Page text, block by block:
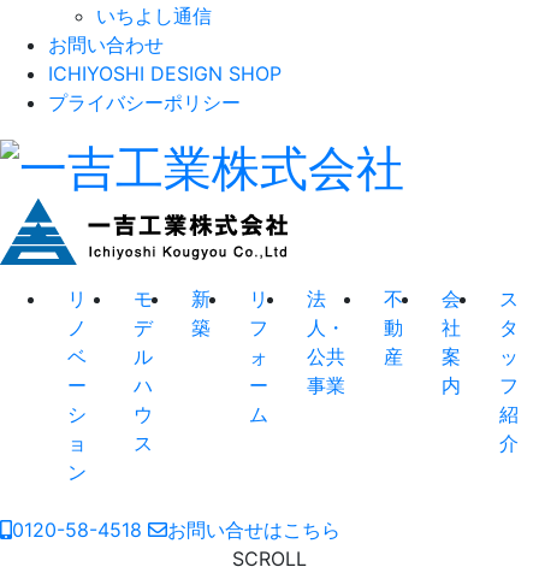
いちよし通信
お問い合わせ
ICHIYOSHI DESIGN SHOP
プライバシーポリシー
リ
ノ
ベ
ー
シ
ョ
ン
モ
デ
ル
ハ
ウ
ス
新
築
リ
フ
ォ
ー
ム
法
人・
公共
事業
不
動
産
会
社
案
内
ス
タ
ッ
フ
紹
介
0120-58-4518
お問い合せはこちら
SCROLL